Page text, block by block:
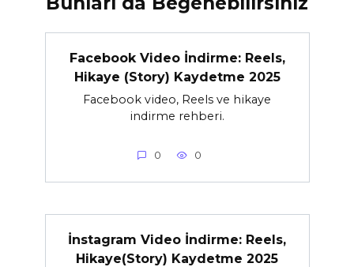
Facebook Video İndirme: Reels,
Hikaye (Story) Kaydetme 2025
Facebook video, Reels ve hikaye
indirme rehberi.
0 0
İnstagram Video İndirme: Reels,
Hikaye(Story) Kaydetme 2025